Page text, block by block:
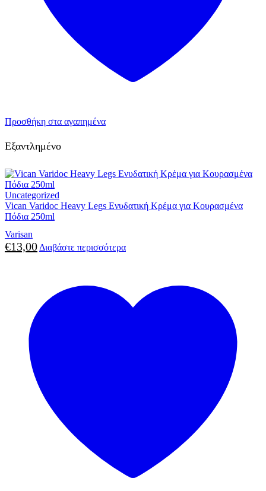
Προσθήκη στα αγαπημένα
Εξαντλημένο
Uncategorized
Vican Varidoc Heavy Legs Ενυδατική Κρέμα για Κουρασμένα
Πόδια 250ml
Varisan
€13,00 Διαβάστε περισσότερα